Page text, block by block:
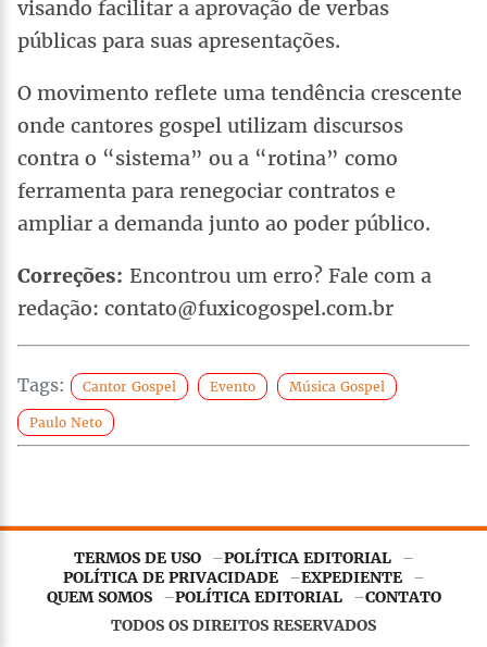
visando facilitar a aprovação de verbas
públicas para suas apresentações.
O movimento reflete uma tendência crescente
onde cantores gospel utilizam discursos
contra o “sistema” ou a “rotina” como
ferramenta para renegociar contratos e
ampliar a demanda junto ao poder público.
Correções: Encontrou um erro? Fale com a
redação: contato@fuxicogospel.com.br
Tags: Cantor Gospel Evento Música Gospel
Paulo Neto
TERMOS DE USO
POLÍTICA EDITORIAL
POLÍTICA DE PRIVACIDADE
EXPEDIENTE
QUEM SOMOS
POLÍTICA EDITORIAL
CONTATO
TODOS OS DIREITOS RESERVADOS
Este site utilizacookies essenciaispara garantir o
funcionamento adequado. Ao continuar navegando, você